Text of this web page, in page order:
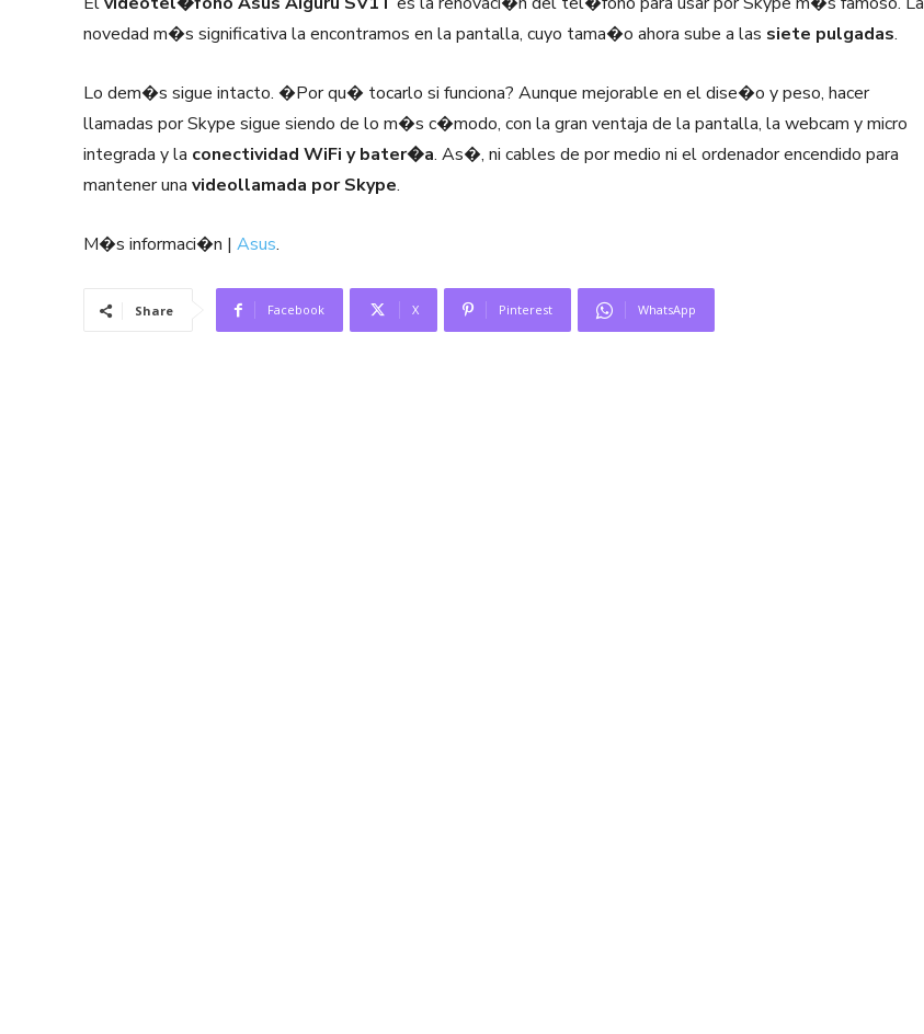
novedad m�s significativa la encontramos en la pantalla, cuyo tama�o ahora sube a las siete pulgadas.
Lo dem�s sigue intacto. �Por qu� tocarlo si funciona? Aunque mejorable en el dise�o y peso, hacer
llamadas por Skype sigue siendo de lo m�s c�modo, con la gran ventaja de la pantalla, la webcam y micro
integrada y la conectividad WiFi y bater�a. As�, ni cables de por medio ni el ordenador encendido para
mantener una videollamada por Skype.
M�s informaci�n | Asus.
Share Facebook X Pinterest WhatsApp